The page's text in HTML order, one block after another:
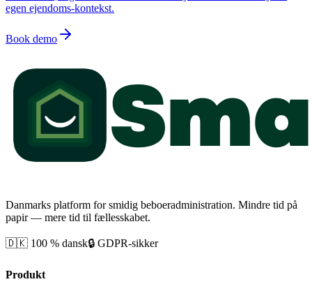
egen ejendoms-kontekst.
Book demo
Danmarks platform for smidig beboeradministration. Mindre tid på
papir — mere tid til fællesskabet.
🇩🇰 100 % dansk🔒 GDPR-sikker
Produkt